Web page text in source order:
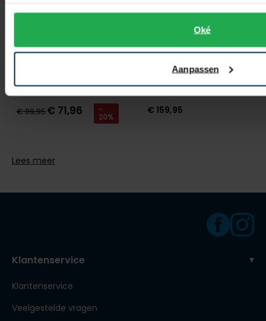
Oké
Aanpassen
€ 89,95€ 71,96 -
20%
Zuitable
€ 159,95
Lees meer
Klantenservice
Klantenservice
Veelgestelde vragen